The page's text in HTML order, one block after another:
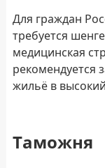
Для граждан
требуется
медицинская
рекомендуется
жильё в
Таможня